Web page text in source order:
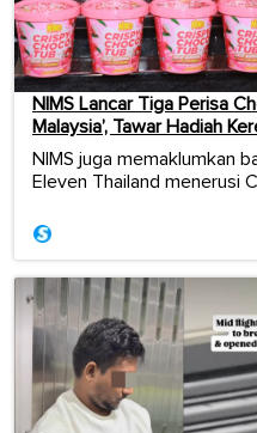
NIMS Lancar Tiga Perisa
Malaysia’, Tawar Hadiah
NIMS juga memaklumkan
Eleven Thailand menerusi